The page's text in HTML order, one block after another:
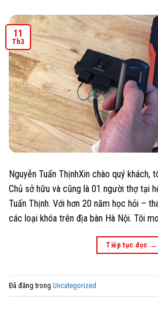
11
Th3
Nguyễn Tuấn ThịnhXin chào quý khách,
Chủ sở hữu và cũng là 01 người thợ tại
Tuấn Thịnh. Với hơn 20 năm học hỏi –
các loại khóa trên địa bàn Hà Nội. Tôi
Tiếp tục đọc →
Đã đăng trong Uncategorized